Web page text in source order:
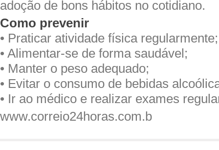
adoção de bons hábitos no cotidiano.
Como prevenir
• Praticar atividade física regularmente;
• Alimentar-se de forma saudável;
• Manter o peso adequado;
• Evitar o consumo de bebidas
• Ir ao médico e realizar exames
www.correio24horas.com.b